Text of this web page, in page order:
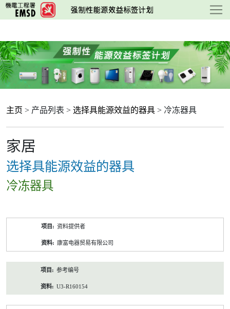
跳
至
要
内
容
主页 > 产品列表 > 选择具能源效益的器具 > 冷冻器具
家居
选择具能源效益的器具
冷冻器具
资料提供者
康富电器贸易有限公司
参考编号
U3-R160154